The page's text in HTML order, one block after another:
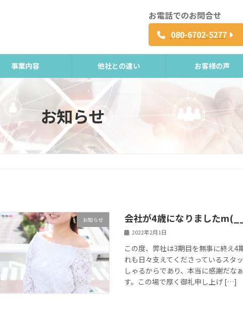
お電話でのお問合せ
080-6702-5277
事業内容 他社との違い お客様の声
お知らせ
お知らせ 会社が4歳になりました
2022年2月1日
この度、弊社は3期目を無事に終え4
れも日々支えてくださっているスタ
しゃるからであり、本当に感謝だな
す。この場で厚く御礼申し上げ […]